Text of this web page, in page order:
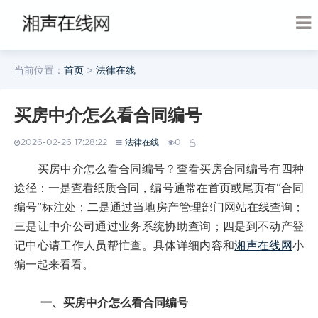
当前位置： 首页 > 法律在线
买房中介怎么看合同编号
2026-02-26 17:28:22 法律在线 0
买房中介怎么看合同编号？查看买房合同编号有四种
途径：一是查看纸质合同，编号通常在首页或尾页有“合同
编号”标注处；二是通过当地房产管理部门网站在线查询；
三是让中介公司通过业务系统协助查询；四是到不动产登
记中心请工作人员帮忙查。具体详细内容和湘声在线网小
编一起来看看。
一、买房中介怎么看合同编号